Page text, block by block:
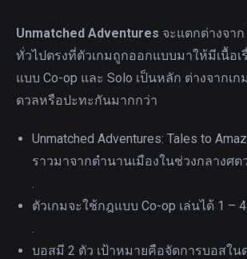
Unmatched Adventures จะแตกต่างจาก
ทั่วไปตรงที่ตัวเกมถูกออกแบบมาให้มีเนื้อเ
แบบ Co-op และ Solo เป็นหลัก ต่างจากเ
ดวลหรือปะทะกันมากกว่า
Unmatched Adventures: Tales to
ราวมาจากตำนานเมืองในช่วงกลางศต
.
ตัวเกมจะใช้กฎแบบ Co-op เล่นได้ 1 –
.
บอสมี 2 ตัว เป้าหมายคือจัดการบอสใน